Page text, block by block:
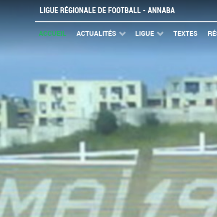
LIGUE RÉGIONALE DE FOOTBALL - ANNABA
ACCUEIL ACTUALITÉS LIGUE TEXTES